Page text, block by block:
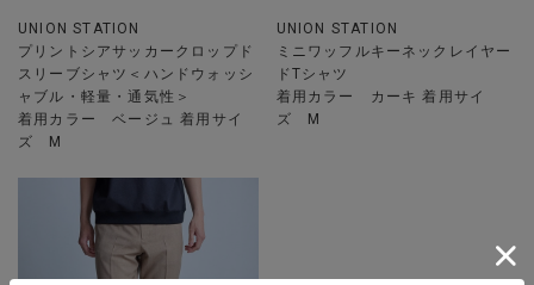
UNION STATION
プリントシアサッカークロップド
スリーブシャツ＜ハンドウォッシ
ャブル・軽量・通気性＞
着用カラー ベージュ 着用サイ
ズ M
UNION STATION
ミニワッフルキーネックレイヤー
ドTシャツ
着用カラー カーキ 着用サイ
ズ M